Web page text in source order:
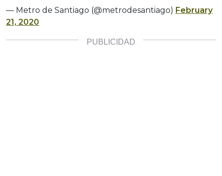
— Metro de Santiago (@metrodesantiago) February
21, 2020